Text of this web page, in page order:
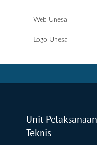
Web Unesa
Logo Unesa
Unit Pelaksanaan
Teknis